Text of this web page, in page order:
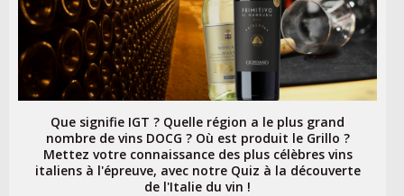
Que signifie IGT ? Quelle région a le plus grand
nombre de vins DOCG ? Où est produit le Grillo ?
Mettez votre connaissance des plus célèbres vins
italiens à l'épreuve, avec notre Quiz à la découverte
de l'Italie du vin !